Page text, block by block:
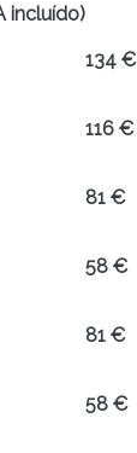
incluído)
134 €
116 €
81 €
58 €
81 €
58 €